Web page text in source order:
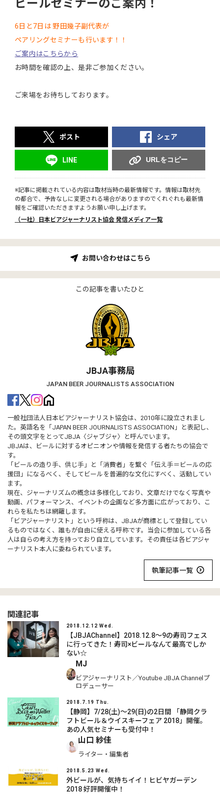
ビールセミナーのご案内！
6日と7日は 野田幾子副代表が
ペアリングセミナーも行います！！
ご案内はこちらから
お時間を確認の上、是非ご参加ください。
ご来場をお待ちしております。
ポスト シェア
LINE URLをコピー
※記事に掲載されている内容は取材当時の最新情報です。情報は取材先
の都合で、予告なしに変更される場合がありますのでくれぐれも最新情
報をご確認いただきますようお願い申し上げます。
（一社）日本ビアジャーナリスト協会 発信メディア一覧
お問い合わせはこちら
この記事を書いたひと
JBJA事務局
JAPAN BEER JOURNALISTS ASSOCIATION
一般社団法人日本ビアジャーナリスト協会は、2010年に設立されまし
た。英語名を「JAPAN BEER JOURNALISTS ASSOCIATION」と表記し、
その頭文字をとってJBJA〈ジャブジャ〉と呼んでいます。
JBJAは、ビールに対するオピニオンや情報を発信する者たちの協会で
す。
「ビールの造り手、供じ手」と「消費者」を繋ぐ「伝え手＝ビールの応
援団」になるべく、そしてビールを普遍的な文化にすべく、活動してい
ます。
現在、ジャーナリズムの概念は多様化しており、文章だけでなく写真や
動画、パフォーマンス、イベントの企画など多方面に広がっており、こ
れらを私たちは網羅します。
「ビアジャーナリスト」という呼称は、JBJAが商標として登録してい
るものではなく、誰もが自由に使える呼称です。当会に参加している各
人は自らの考え方を持っており自立しています。その責任は各ビアジャ
ーナリスト本人に委ねられています。
執筆記事一覧
関連記事
2018.12.12 Wed.
【JBJAChannel】2018.12.8～9の寿司フェス
に行ってきた！寿司×ビールなんて最高でしか
ない☆
MJ
ビアジャーナリスト／Youtube JBJA Channelプ
ロデューサー
2018.7.19 Thu.
【静岡】7/28(土)～29(日)の2日間 「静岡クラ
フトビール＆ウイスキーフェア 2018」開催。
あの人気セミナーも受付中！
山口 紗佳
ライター・編集者
2018.5.23 Wed.
外ビールが、気持ちイイ！ヒビヤガーデン
2018 好評開催中！